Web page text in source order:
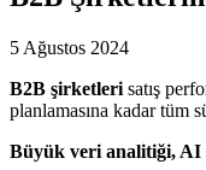
5 Ağustos 2024
B2B şirketleri satış
planlamasına kadar tüm
Büyük veri analitiği, AI